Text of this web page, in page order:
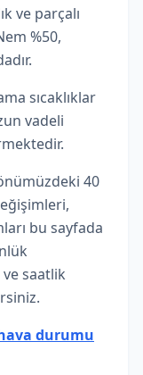
ve parçalı
%50,
sıcaklıklar
vadeli
40
bu sayfada
ve saatlik
durumu